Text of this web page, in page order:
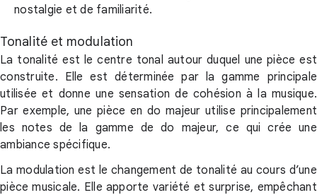
nostalgie et de familiarité.
Tonalité et modulation
La tonalité est le centre tonal autour duquel une pièce est
construite. Elle est déterminée par la gamme principale
utilisée et donne une sensation de cohésion à la musique.
Par exemple, une pièce en do majeur utilise principalement
les notes de la gamme de do majeur, ce qui crée une
ambiance spécifique.
La modulation est le changement de tonalité au cours d’une
pièce musicale. Elle apporte variété et surprise, empêchant